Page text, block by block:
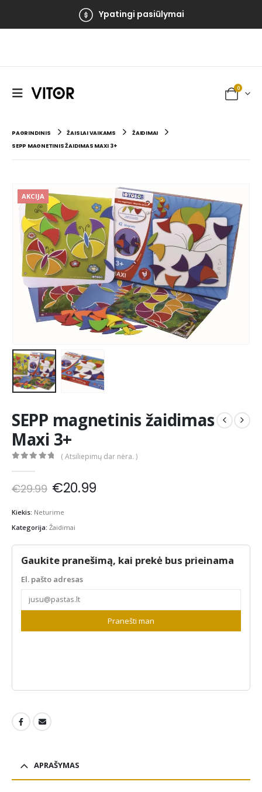
Ypatingi pasiūlymai
0
PAGRINDINIS ŽAISLAI VAIKAMS
ŽAIDIMAI
SEPP MAGNETINIS ŽAIDIMAS MAXI 3+
AKCIJA
SEPP magnetinis žaidimas
Maxi 3+
( Atsiliepimų dar nėra. )
€29.99 Original
was:
€29.99.
€20.99Current
Kiekis: Neturime
Kategorija: Žaidimai
Gaukite pranešimą, kai prekė bus prieinama
El. pašto adresas
Pranešti man
APRAŠYMAS